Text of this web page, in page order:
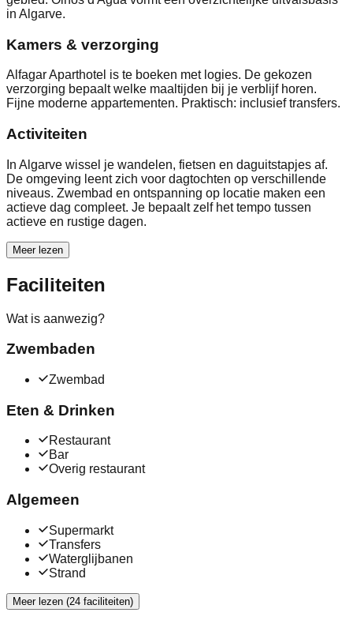
in Algarve.
Kamers & verzorging
Alfagar Aparthotel is te boeken met logies. De gekozen
verzorging bepaalt welke maaltijden bij je verblijf horen.
Fijne moderne appartementen. Praktisch: inclusief transfers.
Activiteiten
In Algarve wissel je wandelen, fietsen en daguitstapjes af.
De omgeving leent zich voor dagtochten op verschillende
niveaus. Zwembad en ontspanning op locatie maken een
actieve dag compleet. Je bepaalt zelf het tempo tussen
actieve en rustige dagen.
Meer lezen
Faciliteiten
Wat is aanwezig?
Zwembaden
Zwembad
Eten & Drinken
Restaurant
Bar
Overig restaurant
Algemeen
Supermarkt
Transfers
Waterglijbanen
Strand
Meer lezen (24 faciliteiten)